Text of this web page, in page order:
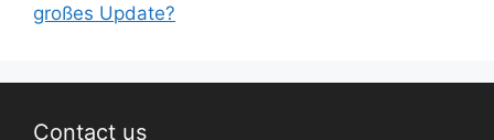
großes Update?
Contact us